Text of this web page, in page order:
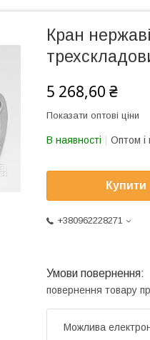
Кран
5 268,60 ₴
Показати оптові ціни
В наявності Оптом і
Купити
+380962228271
повернення товару